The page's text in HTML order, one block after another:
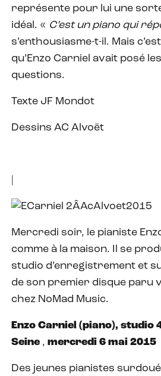
représente pour lui une
idéal. « C’est un piano qui
s’enthousiasme-t-il. Mais
qu’Enzo Carniel avait posé
questions.
Texte JF Mondot
Dessins AC Alvoët
Mercredi soir, le pianiste
comme à la maison. Il se
studio d’enregistrement et
de son premier disque paru
chez NoMad Music.
Enzo Carniel (piano), studio
Seine , mercredi 6 mai 2015
Des jeunes pianistes